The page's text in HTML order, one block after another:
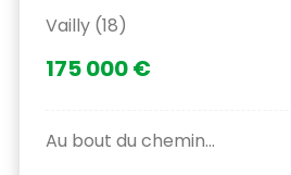
Vailly (18)
175 000 €
Au bout du chemin...